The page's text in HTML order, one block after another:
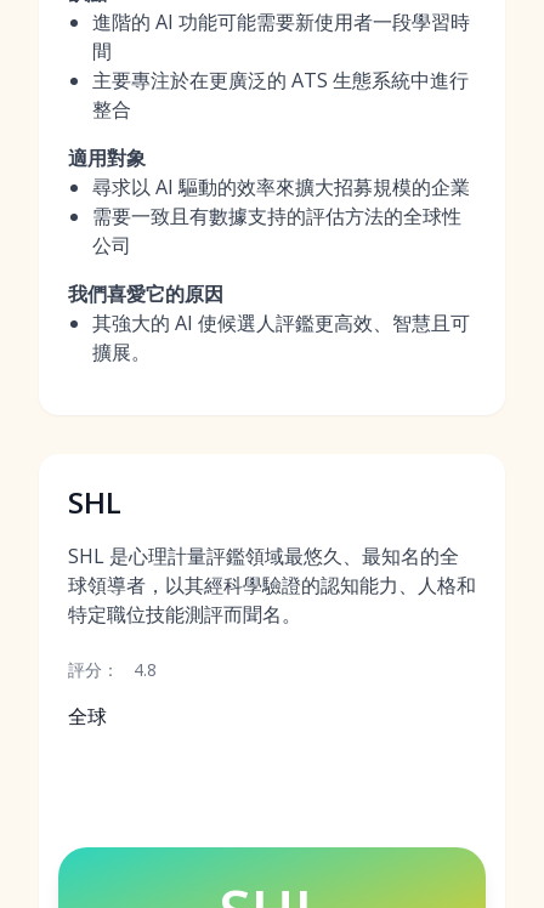
進階的 AI 功能可能需要新使用者一段學習時
間
主要專注於在更廣泛的 ATS 生態系統中進行
整合
適用對象
尋求以 AI 驅動的效率來擴大招募規模的企業
需要一致且有數據支持的評估方法的全球性
公司
我們喜愛它的原因
其強大的 AI 使候選人評鑑更高效、智慧且可
擴展。
SHL
SHL 是心理計量評鑑領域最悠久、最知名的全
球領導者，以其經科學驗證的認知能力、人格和
特定職位技能測評而聞名。
評分： 4.8
全球